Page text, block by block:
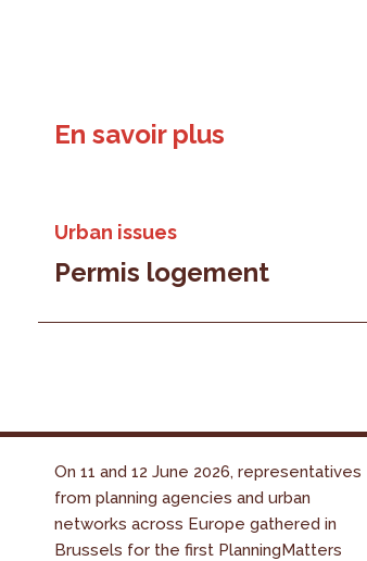
En savoir plus
Urban issues
Permis logement
On 11 and 12 June 2026, representatives
from planning agencies and urban
networks across Europe gathered in
Brussels for the first PlanningMatters